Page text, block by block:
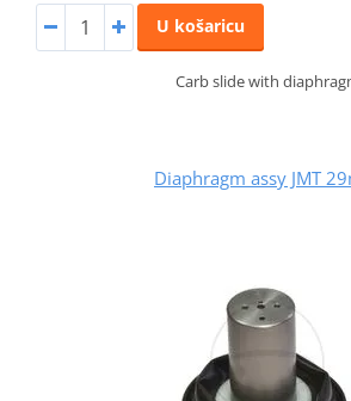
U košaricu
Carb slide with
Diaphragm assy JMT